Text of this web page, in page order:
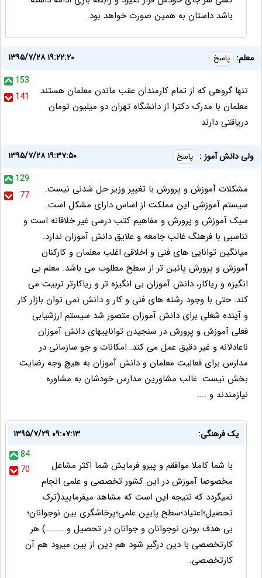
باشد داستان به همین صورت خواهد بود.
معلم: پاسخ
۱۳۹۵/۷/۲۸ ۱۹:۲۲:۲۰
153
141
تنها گروهی که از تمام کارمندان عقب ماندن معلمان هستند
معلمان با مدرک دکترا از دانشگاه تهران دو میلیون تومان
دریاقتی دارند
ولی دانش آموز : پاسخ
۱۳۹۵/۷/۲۸ ۱۹:۳۷:۵۰
129
77
مشکلات آموزش و پرورش با تغییر وزیر حل شدنی نیست.
سیستم آموزشی این مملکت از اساس دارای مشکل است.
سبک آموزش و پرورش و مفاهیم کتب درسی غیر خلاقانه است و
تناسبی با فرهنگ غالب جامعه و علایق دانش آموزان ندارد.
میانگین توانایی های فنی و اخلاقی اغلب معلمان و کارکنان
آموزش و پرورش پائین تر از سطح مطلوب می باشد. معلم بی
انگیزه و ریاکار، دانش آموزان بی انگیزه تر و ریاکارتر تربیت می
کند. حتی با وجود رشته های فنی و کار و دانش نمی توان بازار کار
و آینده شغلی برای دانش آموزان متصور شد سیستم ارزشیابی
فعلی آموزش و پرورش در سنجیدن تواناییهای دانش آموزان
ناعادلانه و غیر دقیق عمل می کند. امکانات و جو سازمانی در
مدارس برای فعالیت معلمان و دانش آموزان به هیچ وجه رضایت
بخش نیست. غالب مشاورین مدارس خودشان به مشاوره
نیازمندند و ....
یک فرهنگی:
۱۳۹۵/۷/۲۹ ۰۹:۰۷:۱۳
84
70
با شما کاملا موافقم و پیرو فرمایش شما اکثر مشاغل
مخصوصا آموزش در این کشور تخصصی و علمی انجام
نمیگردد که نتیجه این است که مشاهد میفرمایید(ترک
تحصیل؛اعتیاد؛سطح پایین علمی؛پرخاشگری بین نوجوانان؛
بی هدف بودن نوجوانان و جوانان در تحصیل و.........) هر
کارتخصصی با دین درگیر شود هم دین از بین میرود هم آن
کارتخصصی.